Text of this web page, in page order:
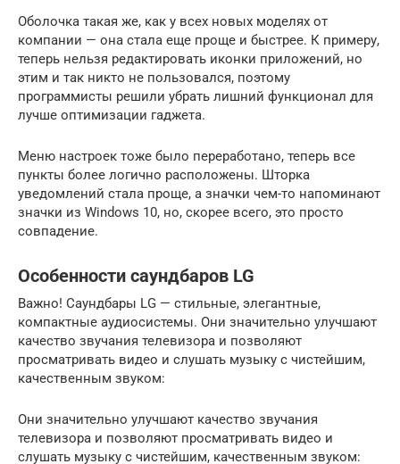
Оболочка такая же, как у всех новых моделях от
компании — она стала еще проще и быстрее. К примеру,
теперь нельзя редактировать иконки приложений, но
этим и так никто не пользовался, поэтому
программисты решили убрать лишний функционал для
лучше оптимизации гаджета.
Меню настроек тоже было переработано, теперь все
пункты более логично расположены. Шторка
уведомлений стала проще, а значки чем-то напоминают
значки из Windows 10, но, скорее всего, это просто
совпадение.
Особенности саундбаров LG
Важно! Саундбары LG — стильные, элегантные,
компактные аудиосистемы. Они значительно улучшают
качество звучания телевизора и позволяют
просматривать видео и слушать музыку с чистейшим,
качественным звуком:
Они значительно улучшают качество звучания
телевизора и позволяют просматривать видео и
слушать музыку с чистейшим, качественным звуком: